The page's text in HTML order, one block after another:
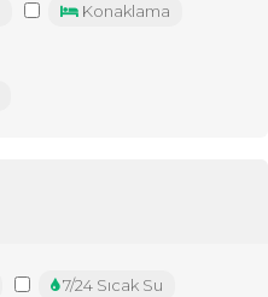
Konaklama
7/24 Sıcak Su